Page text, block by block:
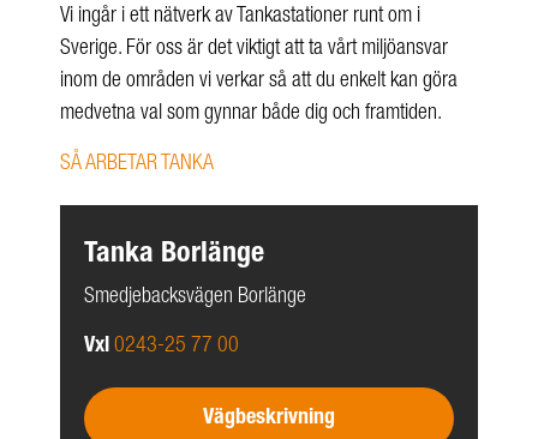
Vi ingår i ett nätverk av Tankastationer runt om i
Sverige. För oss är det viktigt att ta vårt miljöansvar
inom de områden vi verkar så att du enkelt kan göra
medvetna val som gynnar både dig och framtiden.
SÅ ARBETAR TANKA
Tanka Borlänge
Smedjebacksvägen Borlänge
Vxl 0243-25 77 00
Vägbeskrivning